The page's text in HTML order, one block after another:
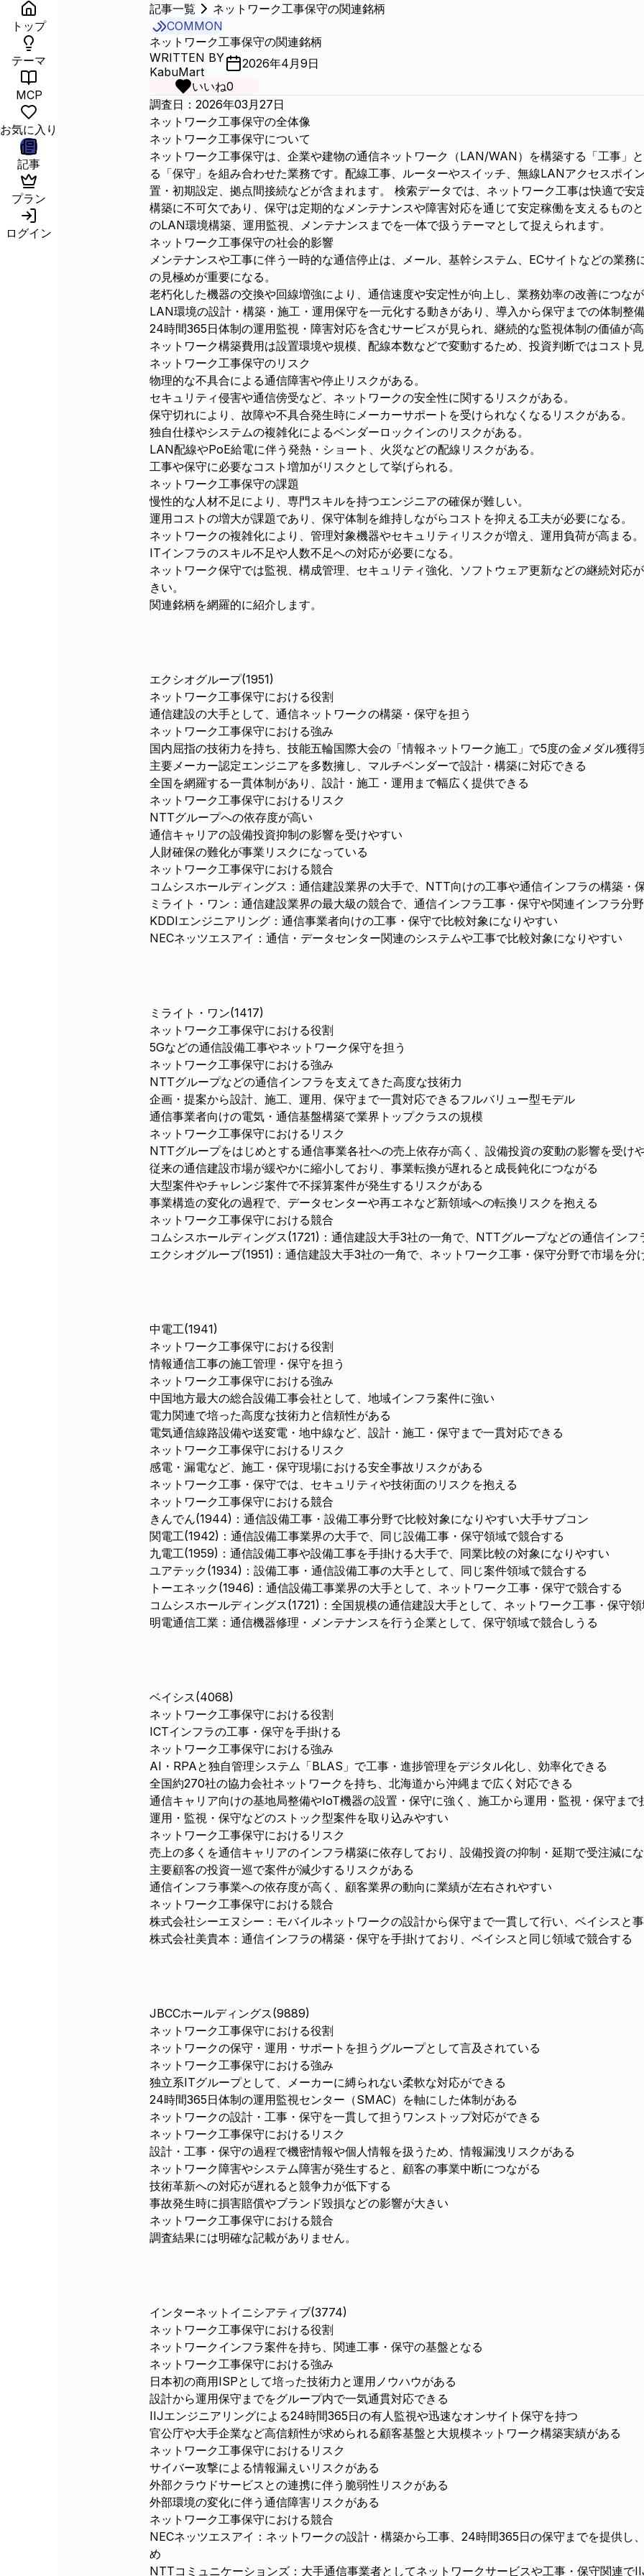
トップ
テーマ
MCP
お気に入り
記事
プラン
ログイン
記事一覧
ネットワーク工事保守の関連銘柄
COMMON
ネットワーク工事保守の関連銘柄
WRITTEN BY
KabuMart
2026年4月9日
いいね0
調査日：2026年03月27日
ネットワーク工事保守の全体像
ネットワーク工事保守について
ネットワーク工事保守は、企業や建物の通信ネットワーク（LAN/WAN）を構築する「工事」
る「保守」を組み合わせた業務です。配線工事、ルーターやスイッチ、無線LANアクセスポイ
置・初期設定、拠点間接続などが含まれます。 検索データでは、ネットワーク工事は快適で安
構築に不可欠であり、保守は定期的なメンテナンスや障害対応を通じて安定稼働を支えるもの
のLAN環境構築、運用監視、メンテナンスまでを一体で扱うテーマとして捉えられます。
ネットワーク工事保守の社会的影響
メンテナンスや工事に伴う一時的な通信停止は、メール、基幹システム、ECサイトなどの業務
の見極めが重要になる。
老朽化した機器の交換や回線増強により、通信速度や安定性が向上し、業務効率の改善につなが
LAN環境の設計・構築・施工・運用保守を一元化する動きがあり、導入から保守までの体制整備
24時間365日体制の運用監視・障害対応を含むサービスが見られ、継続的な監視体制の価値が高
ネットワーク構築費用は設置環境や規模、配線本数などで変動するため、投資判断ではコスト
ネットワーク工事保守のリスク
物理的な不具合による通信障害や停止リスクがある。
セキュリティ侵害や通信傍受など、ネットワークの安全性に関するリスクがある。
保守切れにより、故障や不具合発生時にメーカーサポートを受けられなくなるリスクがある。
独自仕様やシステムの複雑化によるベンダーロックインのリスクがある。
LAN配線やPoE給電に伴う発熱・ショート、火災などの配線リスクがある。
工事や保守に必要なコスト増加がリスクとして挙げられる。
ネットワーク工事保守の課題
慢性的な人材不足により、専門スキルを持つエンジニアの確保が難しい。
運用コストの増大が課題であり、保守体制を維持しながらコストを抑える工夫が必要になる。
ネットワークの複雑化により、管理対象機器やセキュリティリスクが増え、運用負荷が高まる。
ITインフラのスキル不足や人数不足への対応が必要になる。
ネットワーク保守では監視、構成管理、セキュリティ強化、ソフトウェア更新などの継続対応
きい。
関連銘柄を網羅的に紹介します。
エクシオグループ(1951)
ネットワーク工事保守における役割
通信建設の大手として、通信ネットワークの構築・保守を担う
ネットワーク工事保守における強み
国内屈指の技術力を持ち、技能五輪国際大会の「情報ネットワーク施工」で5度の金メダル獲得
主要メーカー認定エンジニアを多数擁し、マルチベンダーで設計・構築に対応できる
全国を網羅する一貫体制があり、設計・施工・運用まで幅広く提供できる
ネットワーク工事保守におけるリスク
NTTグループへの依存度が高い
通信キャリアの設備投資抑制の影響を受けやすい
人財確保の難化が事業リスクになっている
ネットワーク工事保守における競合
コムシスホールディングス：通信建設業界の大手で、NTT向けの工事や通信インフラの構築・
ミライト・ワン：通信建設業界の最大級の競合で、通信インフラ工事・保守や関連インフラ分
KDDIエンジニアリング：通信事業者向けの工事・保守で比較対象になりやすい
NECネッツエスアイ：通信・データセンター関連のシステムや工事で比較対象になりやすい
ミライト・ワン(1417)
ネットワーク工事保守における役割
5Gなどの通信設備工事やネットワーク保守を担う
ネットワーク工事保守における強み
NTTグループなどの通信インフラを支えてきた高度な技術力
企画・提案から設計、施工、運用、保守まで一貫対応できるフルバリュー型モデル
通信事業者向けの電気・通信基盤構築で業界トップクラスの規模
ネットワーク工事保守におけるリスク
NTTグループをはじめとする通信事業各社への売上依存が高く、設備投資の変動の影響を受け
従来の通信建設市場が緩やかに縮小しており、事業転換が遅れると成長鈍化につながる
大型案件やチャレンジ案件で不採算案件が発生するリスクがある
事業構造の変化の過程で、データセンターや再エネなど新領域への転換リスクを抱える
ネットワーク工事保守における競合
コムシスホールディングス(1721)：通信建設大手3社の一角で、NTTグループなどの通信インフ
エクシオグループ(1951)：通信建設大手3社の一角で、ネットワーク工事・保守分野で市場を分
中電工(1941)
ネットワーク工事保守における役割
情報通信工事の施工管理・保守を担う
ネットワーク工事保守における強み
中国地方最大の総合設備工事会社として、地域インフラ案件に強い
電力関連で培った高度な技術力と信頼性がある
電気通信線路設備や送変電・地中線など、設計・施工・保守まで一貫対応できる
ネットワーク工事保守におけるリスク
感電・漏電など、施工・保守現場における安全事故リスクがある
ネットワーク工事・保守では、セキュリティや技術面のリスクを抱える
ネットワーク工事保守における競合
きんでん(1944)：通信設備工事・設備工事分野で比較対象になりやすい大手サブコン
関電工(1942)：通信設備工事業界の大手で、同じ設備工事・保守領域で競合する
九電工(1959)：通信設備工事や設備工事を手掛ける大手で、同業比較の対象になりやすい
ユアテック(1934)：設備工事・通信設備工事の大手として、同じ案件領域で競合する
トーエネック(1946)：通信設備工事業界の大手として、ネットワーク工事・保守で競合する
コムシスホールディングス(1721)：全国規模の通信建設大手として、ネットワーク工事・保守
明電通信工業：通信機器修理・メンテナンスを行う企業として、保守領域で競合しうる
ベイシス(4068)
ネットワーク工事保守における役割
ICTインフラの工事・保守を手掛ける
ネットワーク工事保守における強み
AI・RPAと独自管理システム「BLAS」で工事・進捗管理をデジタル化し、効率化できる
全国約270社の協力会社ネットワークを持ち、北海道から沖縄まで広く対応できる
通信キャリア向けの基地局整備やIoT機器の設置・保守に強く、施工から運用・監視・保守まで
運用・監視・保守などのストック型案件を取り込みやすい
ネットワーク工事保守におけるリスク
売上の多くを通信キャリアのインフラ構築に依存しており、設備投資の抑制・延期で受注減に
主要顧客の投資一巡で案件が減少するリスクがある
通信インフラ事業への依存度が高く、顧客業界の動向に業績が左右されやすい
ネットワーク工事保守における競合
株式会社シーエヌシー：モバイルネットワークの設計から保守まで一貫して行い、ベイシスと
株式会社美貴本：通信インフラの構築・保守を手掛けており、ベイシスと同じ領域で競合する
JBCCホールディングス(9889)
ネットワーク工事保守における役割
ネットワークの保守・運用・サポートを担うグループとして言及されている
ネットワーク工事保守における強み
独立系ITグループとして、メーカーに縛られない柔軟な対応ができる
24時間365日体制の運用監視センター（SMAC）を軸にした体制がある
ネットワークの設計・工事・保守を一貫して担うワンストップ対応ができる
ネットワーク工事保守におけるリスク
設計・工事・保守の過程で機密情報や個人情報を扱うため、情報漏洩リスクがある
ネットワーク障害やシステム障害が発生すると、顧客の事業中断につながる
技術革新への対応が遅れると競争力が低下する
事故発生時に損害賠償やブランド毀損などの影響が大きい
ネットワーク工事保守における競合
調査結果には明確な記載がありません。
インターネットイニシアティブ(3774)
ネットワーク工事保守における役割
ネットワークインフラ案件を持ち、関連工事・保守の基盤となる
ネットワーク工事保守における強み
日本初の商用ISPとして培った技術力と運用ノウハウがある
設計から運用保守までをグループ内で一気通貫対応できる
IIJエンジニアリングによる24時間365日の有人監視や迅速なオンサイト保守を持つ
官公庁や大手企業など高信頼性が求められる顧客基盤と大規模ネットワーク構築実績がある
ネットワーク工事保守におけるリスク
サイバー攻撃による情報漏えいリスクがある
外部クラウドサービスとの連携に伴う脆弱性リスクがある
外部環境の変化に伴う通信障害リスクがある
ネットワーク工事保守における競合
NECネッツエスアイ：ネットワークの設計・構築から工事、24時間365日の保守までを提供し
め
NTTコミュニケーションズ：大手通信事業者としてネットワークサービスや工事・保守関連で